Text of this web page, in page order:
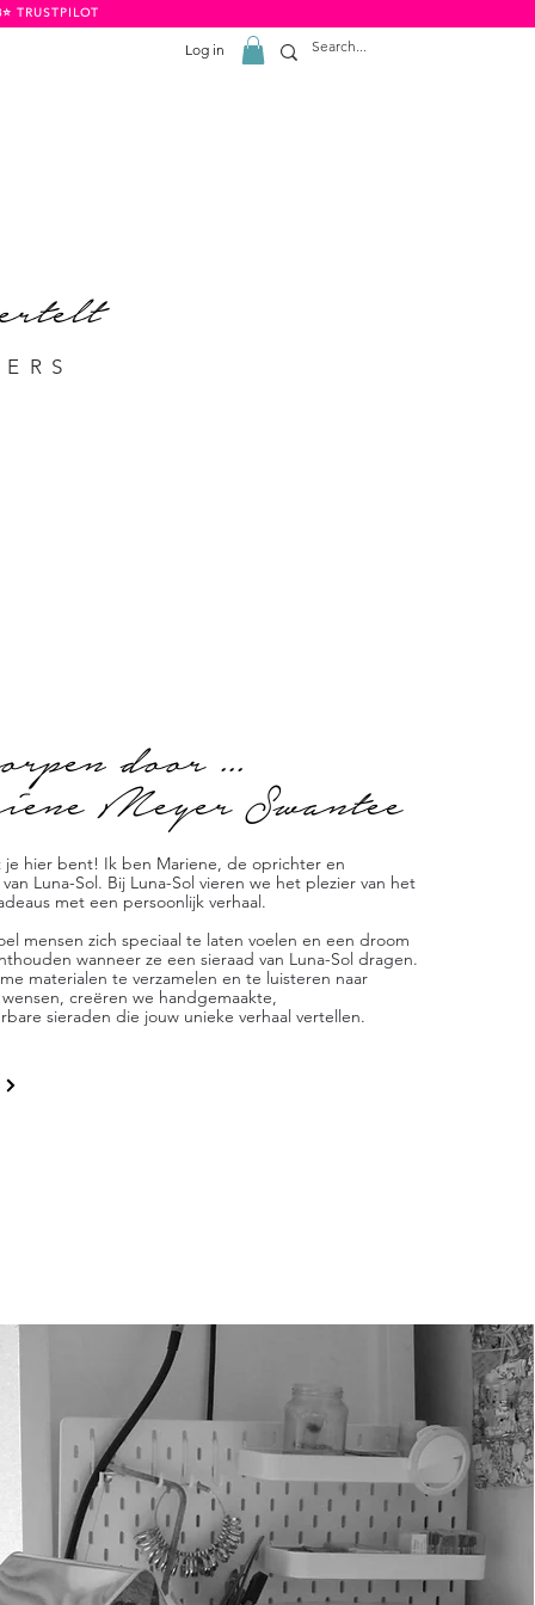
Log in
TRUSTPILOT
door ...
Meyer Swantee
je hier bent! Ik ben Mariene, de oprichter en
Luna-Sol. Bij Luna-Sol vieren we het plezier van het
met een persoonlijk verhaal.
mensen zich speciaal te laten voelen en een droom
wanneer ze een sieraad van Luna-Sol dragen.
materialen te verzamelen en te luisteren naar
creëren we handgemaakte,
sieraden die jouw unieke verhaal vertellen.